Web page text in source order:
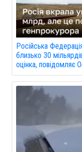
Російська
близько 30
оцінка, повідомляє